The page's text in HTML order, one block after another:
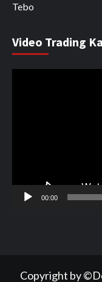
Tebo
Video Trading
00:00
Copyright by